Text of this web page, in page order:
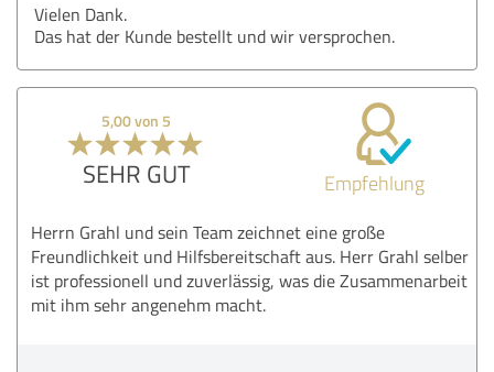
Vielen Dank.
Das hat der Kunde bestellt und wir versprochen.
5,00 von 5
SEHR GUT Empfehlung
Herrn Grahl und sein Team zeichnet eine große
Freundlichkeit und Hilfsbereitschaft aus. Herr Grahl selber
ist professionell und zuverlässig, was die Zusammenarbeit
mit ihm sehr angenehm macht.